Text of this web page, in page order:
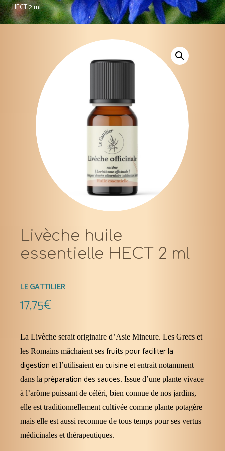
HECT 2 ml
Livèche huile
essentielle HECT 2 ml
LE GATTILIER
17,75€
La Livèche serait originaire d’Asie Mineure. Les Grecs et
les Romains mâchaient sesfruits pour faciliter la
digestion et l’utilisaient encuisine et entrait notamment
dans lapréparation des sauces. Issue d’une plante vivace
à l’arôme puissant de céléri, bien connue de nos jardins,
elle est traditionnellement cultivée comme plante potagère
mais elle est aussi reconnue de tous temps pour ses vertus
médicinales et thérapeutiques.